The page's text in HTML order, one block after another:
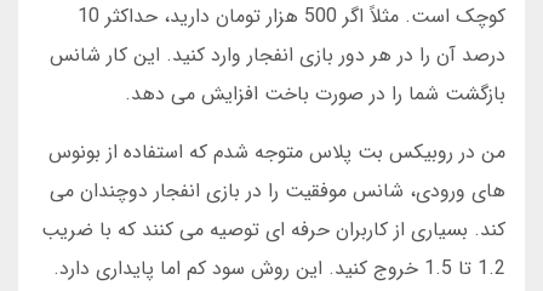
کوچک است. مثلاً اگر 500 هزار تومان دارید، حداکثر 10
درصد آن را در هر دور بازی انفجار وارد کنید. این کار شانس
بازگشت شما را در صورت باخت افزایش می دهد.
من در روبیکس بت پلاس متوجه شدم که استفاده از بونوس
های ورودی، شانس موفقیت را در بازی انفجار دوچندان می
کند. بسیاری از کاربران حرفه ای توصیه می کنند که با ضریب
1.2 تا 1.5 خروج کنید. این روش سود کم اما پایداری دارد.